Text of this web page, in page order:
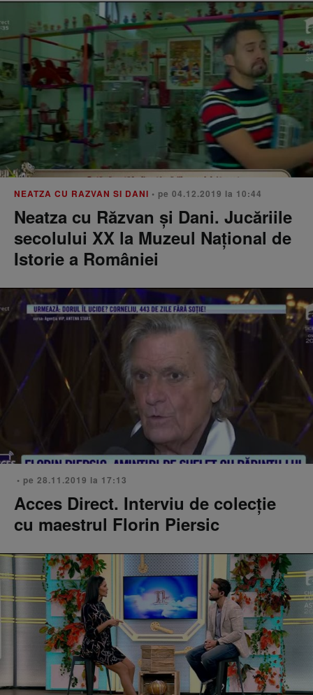
NEATZA CU RAZVAN SI DANI • pe 04.12.2019 la 10:44
Neatza cu Răzvan și Dani. Jucăriile
secolului XX la Muzeul Național de
Istorie a României
• pe 28.11.2019 la 17:13
Acces Direct. Interviu de colecție
cu maestrul Florin Piersic